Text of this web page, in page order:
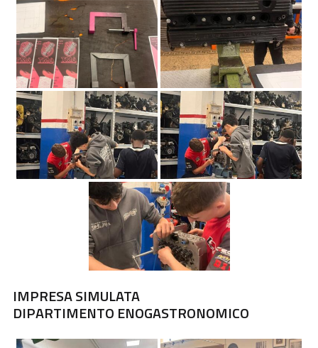
IMPRESA SIMULATA
DIPARTIMENTO ENOGASTRONOMICO